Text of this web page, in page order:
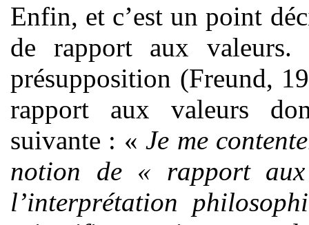
Enfin, et c’est un point
de rapport aux
présupposition (Freund,
rapport aux valeurs
suivante : « Je me
notion de « rapport aux
l’interprétation